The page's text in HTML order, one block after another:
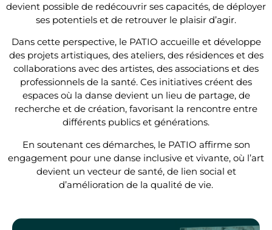
devient possible de redécouvrir ses capacités, de déployer
ses potentiels et de retrouver le plaisir d’agir.
Dans cette perspective, le PATIO accueille et développe
des projets artistiques, des ateliers, des résidences et des
collaborations avec des artistes, des associations et des
professionnels de la santé. Ces initiatives créent des
espaces où la danse devient un lieu de partage, de
recherche et de création, favorisant la rencontre entre
différents publics et générations.
En soutenant ces démarches, le PATIO affirme son
engagement pour une danse inclusive et vivante, où l’art
devient un vecteur de santé, de lien social et
d’amélioration de la qualité de vie.